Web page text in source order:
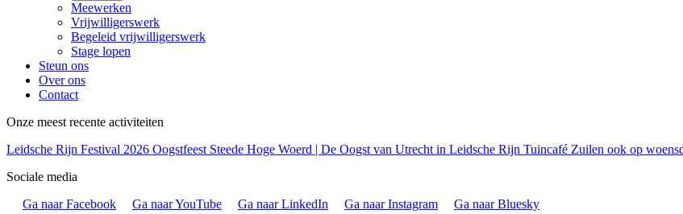
Meewerken
Vrijwilligerswerk
Begeleid vrijwilligerswerk
Stage lopen
Steun ons
Over ons
Contact
Onze meest recente activiteiten
Leidsche Rijn Festival 2026 Oogstfeest Steede Hoge Woerd | De Oogst van Utrecht in Leidsche Rijn Tuincafé Zuilen ook op
Sociale media
Ga naar Facebook
Ga naar YouTube Ga naar LinkedIn Ga naar Instagram Ga naar Bluesky